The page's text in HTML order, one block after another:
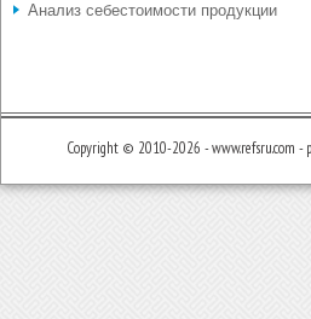
Анализ себестоимости продукции
Copyright © 2010-2026 - www.refsru.com -